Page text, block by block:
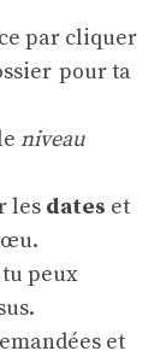
par cliquer
pour ta
niveau
les dates et
peux
et